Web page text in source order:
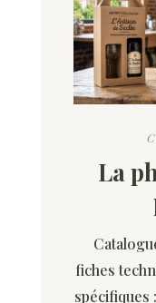
La
fiches
spécifiques